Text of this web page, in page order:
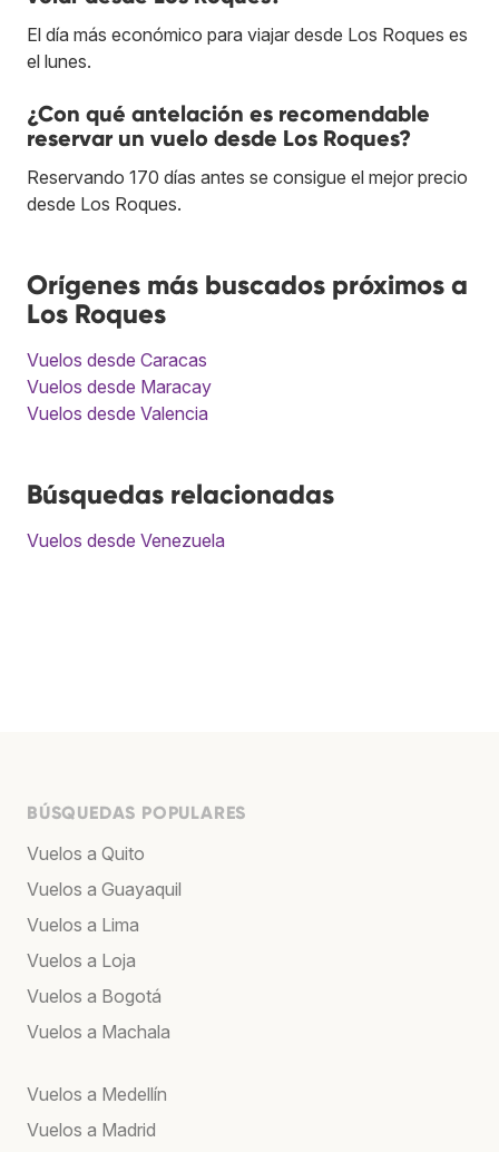
El día más económico para viajar desde Los Roques es
el lunes.
¿Con qué antelación es recomendable
reservar un vuelo desde Los Roques?
Reservando 170 días antes se consigue el mejor precio
desde Los Roques.
Orígenes más buscados próximos a
Los Roques
Vuelos desde Caracas
Vuelos desde Maracay
Vuelos desde Valencia
Búsquedas relacionadas
Vuelos desde Venezuela
BÚSQUEDAS POPULARES
Vuelos a Quito
Vuelos a Guayaquil
Vuelos a Lima
Vuelos a Loja
Vuelos a Bogotá
Vuelos a Machala
Vuelos a Medellín
Vuelos a Madrid